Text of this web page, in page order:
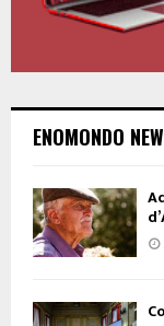
ENOMONDO